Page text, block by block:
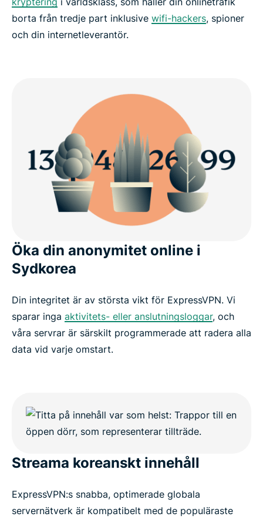
borta från tredje part inklusive wifi-hackers, spioner
och din internetleverantör.
Öka din anonymitet online i
Sydkorea
Din integritet är av största vikt för ExpressVPN. Vi
sparar inga aktivitets- eller anslutningsloggar, och
våra servrar är särskilt programmerade att radera alla
data vid varje omstart.
Streama koreanskt innehåll
ExpressVPN:s snabba, optimerade globala
servernätverk är kompatibelt med de populäraste